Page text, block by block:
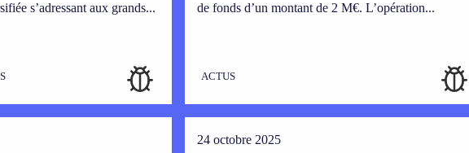
s’adressant aux grands...
de fonds d’un montant de 2 M€. L’opération...
ACTUS
24 octobre 2025